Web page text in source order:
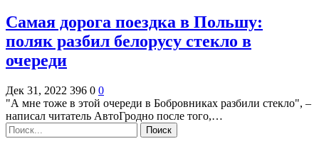
Самая дорога поездка в Польшу:
поляк разбил белорусу стекло в
очереди
Дек 31, 2022 396 0 0
"А мне тоже в этой очереди в Бобровниках разбили стекло", –
написал читатель АвтоГродно после того,…